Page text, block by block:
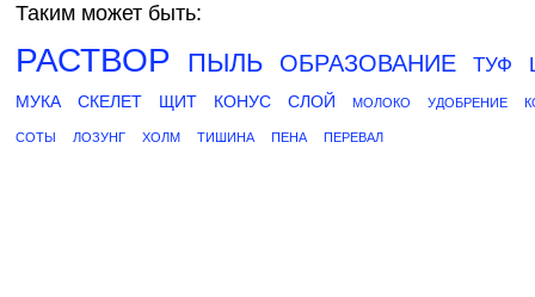
Таким может быть:
РАСТВОР ПЫЛЬ ОБРАЗОВАНИЕ ТУФ
МУКА СКЕЛЕТ ЩИТ КОНУС СЛОЙ МОЛОКО УДОБРЕНИЕ
СОТЫ ЛОЗУНГ ХОЛМ ТИШИНА ПЕНА ПЕРЕВАЛ